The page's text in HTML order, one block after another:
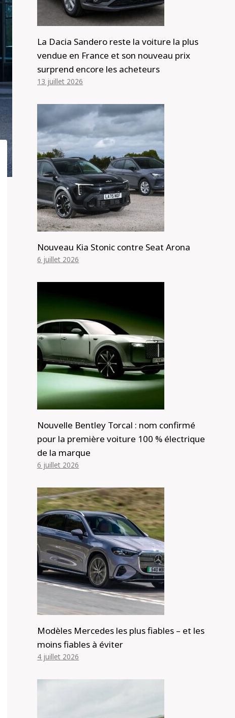
La Dacia Sandero reste la voiture la plus
vendue en France et son nouveau prix
surprend encore les acheteurs
13 juillet 2026
Nouveau Kia Stonic contre Seat Arona
6 juillet 2026
Nouvelle Bentley Torcal : nom confirmé
pour la première voiture 100 % électrique
de la marque
6 juillet 2026
Modèles Mercedes les plus fiables – et les
moins fiables à éviter
4 juillet 2026